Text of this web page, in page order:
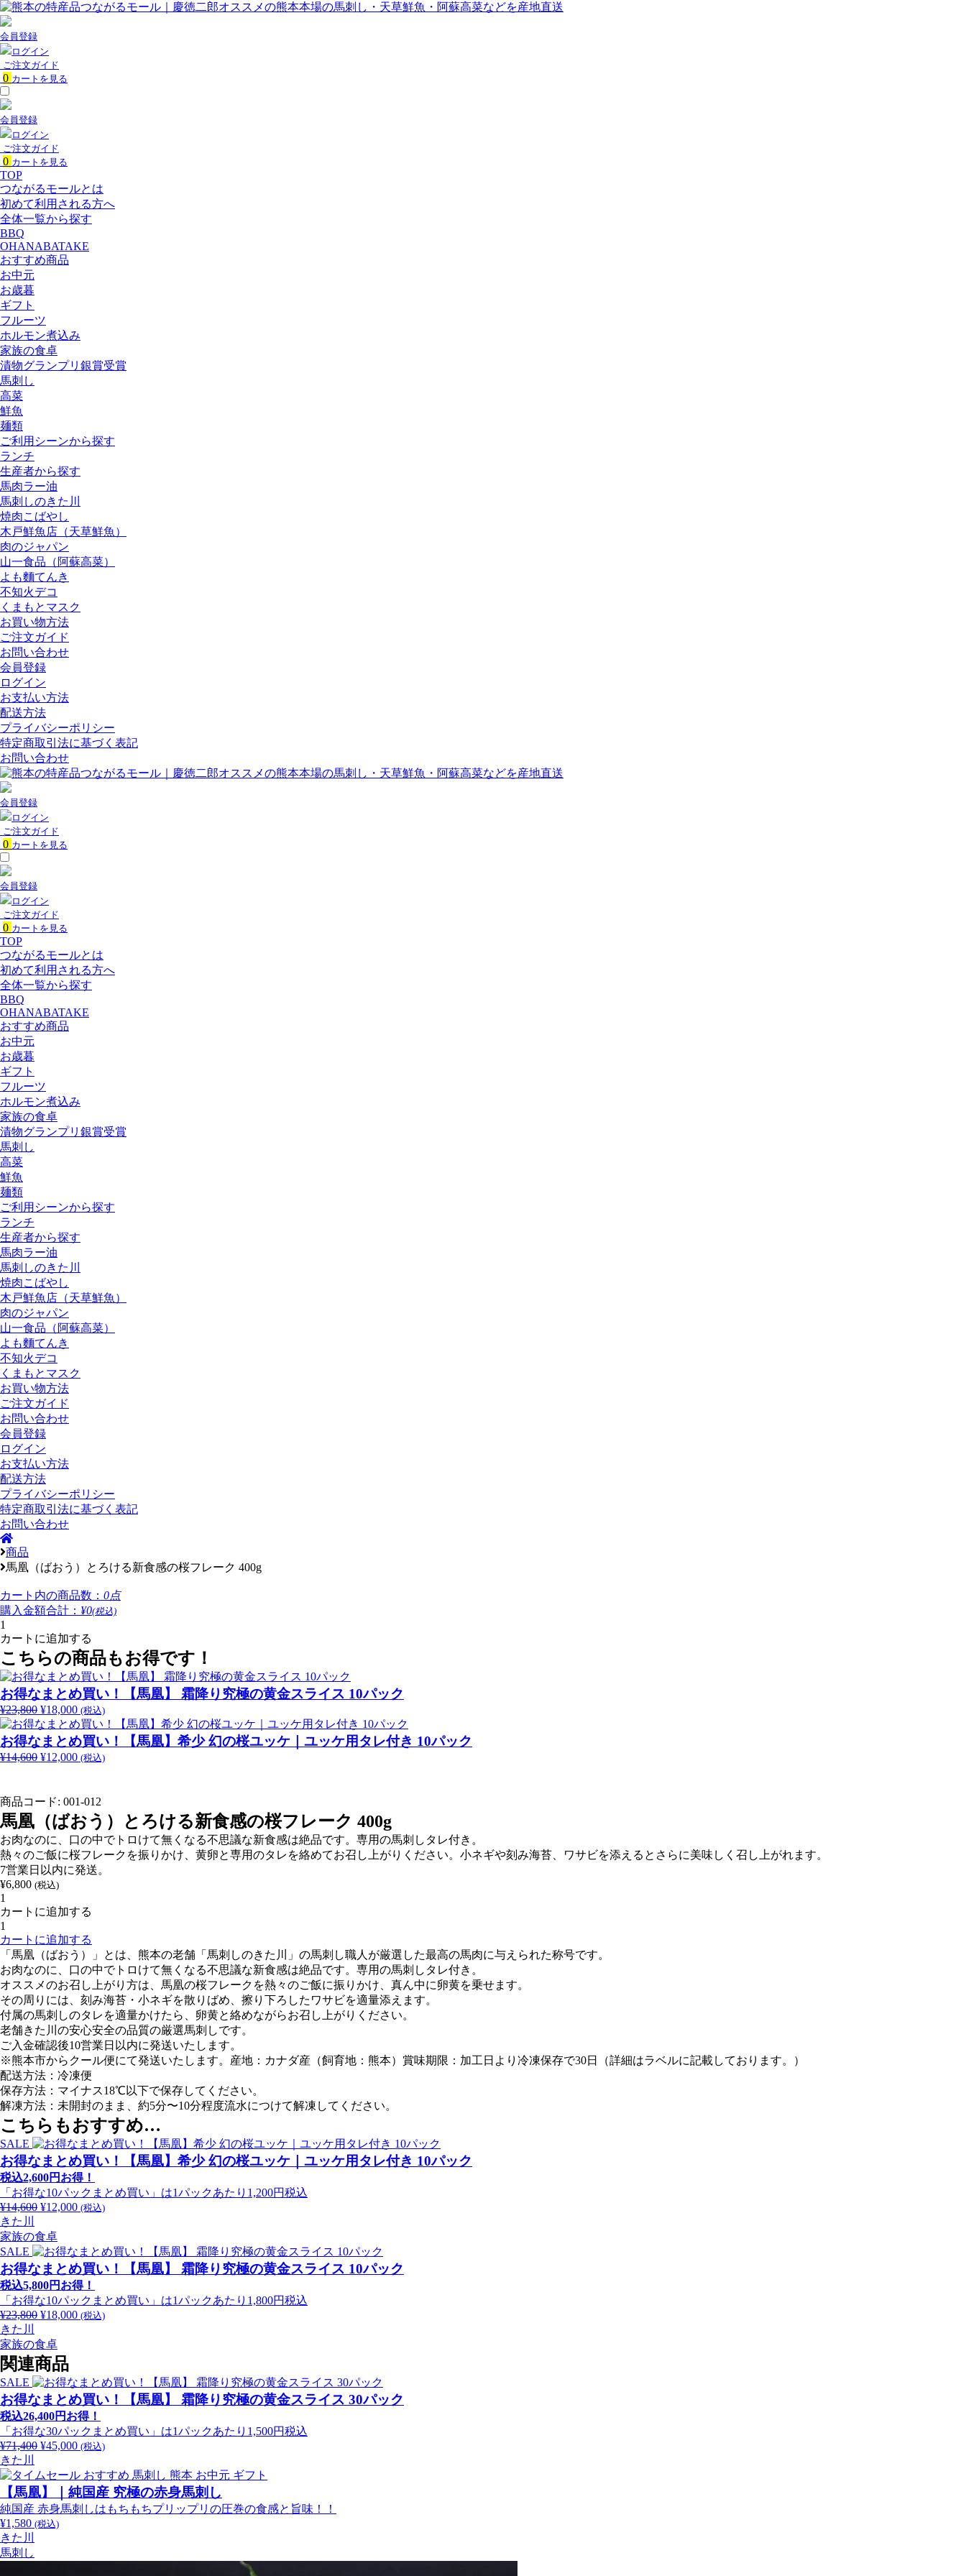
会員登録
ログイン
ご注文ガイド
0 カートを見る
会員登録
ログイン
ご注文ガイド
0 カートを見る
TOP
つながるモールとは
初めて利用される方へ
全体一覧から探す
BBQ
OHANABATAKE
おすすめ商品
お中元
お歳暮
ギフト
フルーツ
ホルモン煮込み
家族の食卓
漬物グランプリ銀賞受賞
馬刺し
高菜
鮮魚
麺類
ご利用シーンから探す
ランチ
生産者から探す
馬肉ラー油
馬刺しのきた川
焼肉こばやし
木戸鮮魚店（天草鮮魚）
肉のジャパン
山一食品（阿蘇高菜）
よも麵てんき
不知火デコ
くまもとマスク
お買い物方法
ご注文ガイド
お問い合わせ
会員登録
ログイン
お支払い方法
配送方法
プライバシーポリシー
特定商取引法に基づく表記
お問い合わせ
会員登録
ログイン
ご注文ガイド
0 カートを見る
会員登録
ログイン
ご注文ガイド
0 カートを見る
TOP
つながるモールとは
初めて利用される方へ
全体一覧から探す
BBQ
OHANABATAKE
おすすめ商品
お中元
お歳暮
ギフト
フルーツ
ホルモン煮込み
家族の食卓
漬物グランプリ銀賞受賞
馬刺し
高菜
鮮魚
麺類
ご利用シーンから探す
ランチ
生産者から探す
馬肉ラー油
馬刺しのきた川
焼肉こばやし
木戸鮮魚店（天草鮮魚）
肉のジャパン
山一食品（阿蘇高菜）
よも麵てんき
不知火デコ
くまもとマスク
お買い物方法
ご注文ガイド
お問い合わせ
会員登録
ログイン
お支払い方法
配送方法
プライバシーポリシー
特定商取引法に基づく表記
お問い合わせ
商品
馬凰（ばおう）とろける新食感の桜フレーク 400g
カート内の商品数： 0点
購入金額合計： ¥0(税込)
馬
凰
（ば
お
う）
と
ろ
け
る
新
の
桜
フ
レ
ー
ク
400g
個
カートに追加する
こちらの商品もお得です！
お得なまとめ買い！【馬凰】 霜降り究極の黄金スライス 10パック
¥23,800 元
の
価
格
で
し
た。
¥18,000現
在
の
価
¥18,000
で
す。
(税込)
お得なまとめ買い！【馬凰】希少 幻の桜ユッケ｜ユッケ用タレ付き 10パック
¥14,600 元
格
は
¥14,600
で
し
た。
¥12,000現
価
格
は
¥12,000
で
す。
(税込)
商品コード: 001-012
馬凰（ばおう）とろける新食感の桜フレーク 400g
お肉なのに、口の中でトロけて無くなる不思議な新食感は絶品です。専用の馬刺しタレ付き。
熱々のご飯に桜フレークを振りかけ、黄卵と専用のタレを絡めてお召し上がりください。小ネギや刻み海苔、ワサビを添えるとさらに美味しく召し上がれます。
7営業日以内に発送。
¥6,800 (税込)
馬
凰
（ば
お
う）
と
ろ
け
る
新
食
感
の
桜
フ
レ
ー
ク
400g
個
カートに追加する
馬
凰
（ば
お
う）
と
ろ
け
る
新
食
感
の
桜
フ
レ
ー
ク
400g
個
カートに追加する
「馬凰（ばおう）」とは、熊本の老舗「馬刺しのきた川」の馬刺し職人が厳選した最高の馬肉に与えられた称号です。
お肉なのに、口の中でトロけて無くなる不思議な新食感は絶品です。専用の馬刺しタレ付き。
オススメのお召し上がり方は、馬凰の桜フレークを熱々のご飯に振りかけ、真ん中に卵黄を乗せます。
その周りには、刻み海苔・小ネギを散りばめ、擦り下ろしたワサビを適量添えます。
付属の馬刺しのタレを適量かけたら、卵黄と絡めながらお召し上がりください。
老舗きた川の安心安全の品質の厳選馬刺しです。
ご入金確認後10営業日以内に発送いたします。
※熊本市からクール便にて発送いたします。産地：カナダ産（飼育地：熊本）賞味期限：加工日より冷凍保存で30日（詳細はラベルに記載しております。）
配送方法：冷凍便
保存方法：マイナス18℃以下で保存してください。
解凍方法：未開封のまま、約5分〜10分程度流水につけて解凍してください。
こちらもおすすめ…
SALE
お得なまとめ買い！【馬凰】希少 幻の桜ユッケ｜ユッケ用タレ付き 10パック
税込2,600円お得！
「お得な10パックまとめ買い」は1パックあたり1,200円税込
¥14,600 元
価
格
は
¥14,600
で
し
¥12,000現
価
格
は
¥12,000
で
(税込)
きた川
家族の食卓
SALE
お得なまとめ買い！【馬凰】 霜降り究極の黄金スライス 10パック
税込5,800円お得！
「お得な10パックまとめ買い」は1パックあたり1,800円税込
¥23,800 元
価
格
は
¥23,800
で
し
た。
¥18,000現
格
は
¥18,000
で
す。
(税込)
きた川
家族の食卓
関連商品
SALE
お得なまとめ買い！【馬凰】 霜降り究極の黄金スライス 30パック
税込26,400円お得！
「お得な30パックまとめ買い」は1パックあたり1,500円税込
¥71,400 元
価
格
は
¥71,400
た。
¥45,000現
の
価
格
す。
(税込)
きた川
【馬凰】｜純国産 究極の赤身馬刺し
純国産 赤身馬刺しはもちもちプリップリの圧巻の食感と旨味！！
¥1,580 (税込)
きた川
馬刺し